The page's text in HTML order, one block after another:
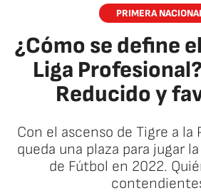
PRIMERA
¿Cómo se define
Liga
Reducido y
Con el ascenso de Tigre a la
queda una plaza para jugar
de Fútbol en 2022.